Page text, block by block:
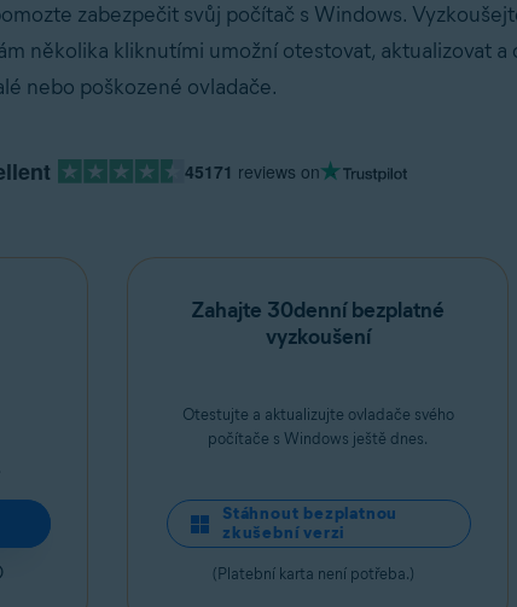
zabezpečit svůj počítač s Windows.
několika kliknutími umožní otestovat, aktualizovat a
nebo poškozené ovladače.
45171 reviews on
Zahajte 30denní bezplatné
vyzkoušení
Otestujte a aktualizujte ovladače svého
počítače s Windows ještě dnes.
Stáhnout bezplatnou
zkušební verzi
(Platební karta není potřeba.)